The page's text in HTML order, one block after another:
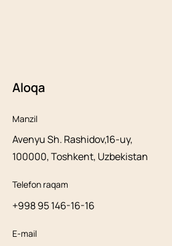
Aloqa
Manzil
Avenyu Sh. Rashidov,16-uy,
100000, Toshkent, Uzbekistan
Telefon raqam
+998 95 146-16-16
E-mail